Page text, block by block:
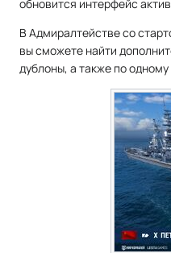
обновится интерфейс
В Адмиралтействе со
вы сможете найти
дублоны, а также по